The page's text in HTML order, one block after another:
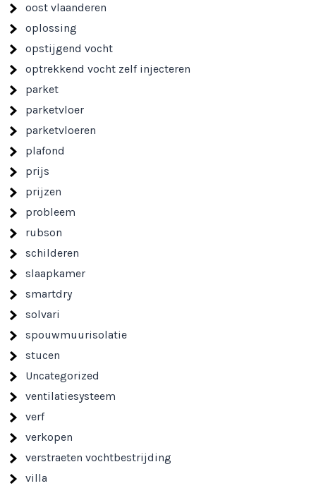
oost vlaanderen
oplossing
opstijgend vocht
optrekkend vocht zelf injecteren
parket
parketvloer
parketvloeren
plafond
prijs
prijzen
probleem
rubson
schilderen
slaapkamer
smartdry
solvari
spouwmuurisolatie
stucen
Uncategorized
ventilatiesysteem
verf
verkopen
verstraeten vochtbestrijding
villa